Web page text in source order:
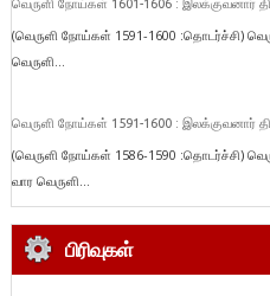
வெருளி நோய்கள் 1601-1606 : இலக்குவனார்
(வெருளி நோய்கள் 1591-1600 :தொடர்ச்சி)
வெருளி...
வெருளி நோய்கள் 1591-1600 : இலக்குவனார்
(வெருளி நோய்கள் 1586-1590 :தொடர்ச்சி)
வார வெருளி...
பிரிவுகள்